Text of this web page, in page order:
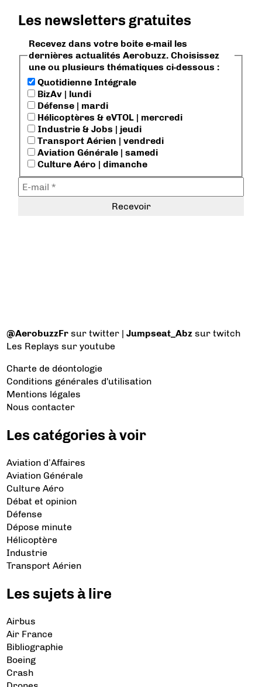
Les newsletters gratuites
Recevez dans votre boite e-mail les
dernières actualités Aerobuzz. Choisissez
une ou plusieurs thématiques ci-dessous :
Quotidienne Intégrale
BizAv | lundi
Défense | mardi
Hélicoptères & eVTOL | mercredi
Industrie & Jobs | jeudi
Transport Aérien | vendredi
Aviation Générale | samedi
Culture Aéro | dimanche
@AerobuzzFr sur twitter |Jumpseat_Abz sur twitch
Les Replays sur youtube
Charte de déontologie
Conditions générales d'utilisation
Mentions légales
Nous contacter
Les catégories à voir
Aviation d’Affaires
Aviation Générale
Culture Aéro
Débat et opinion
Défense
Dépose minute
Hélicoptère
Industrie
Transport Aérien
Les sujets à lire
Airbus
Air France
Bibliographie
Boeing
Crash